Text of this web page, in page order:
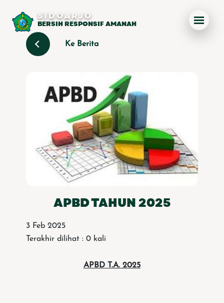
SIDOARJO
BERSIH RESPONSIF AMANAH
Ke Berita
APBD TAHUN 2025
3 Feb 2025
Terakhir dilihat : 0 kali
APBD T.A. 2025